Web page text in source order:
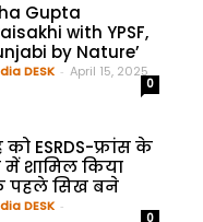
Gupta
with YPSF,
by Nature’
DESK - April 15, 2025
0
को ESRDS-फ्रांस के
में शामिल किया
पहले सिख बने
DESK -
0